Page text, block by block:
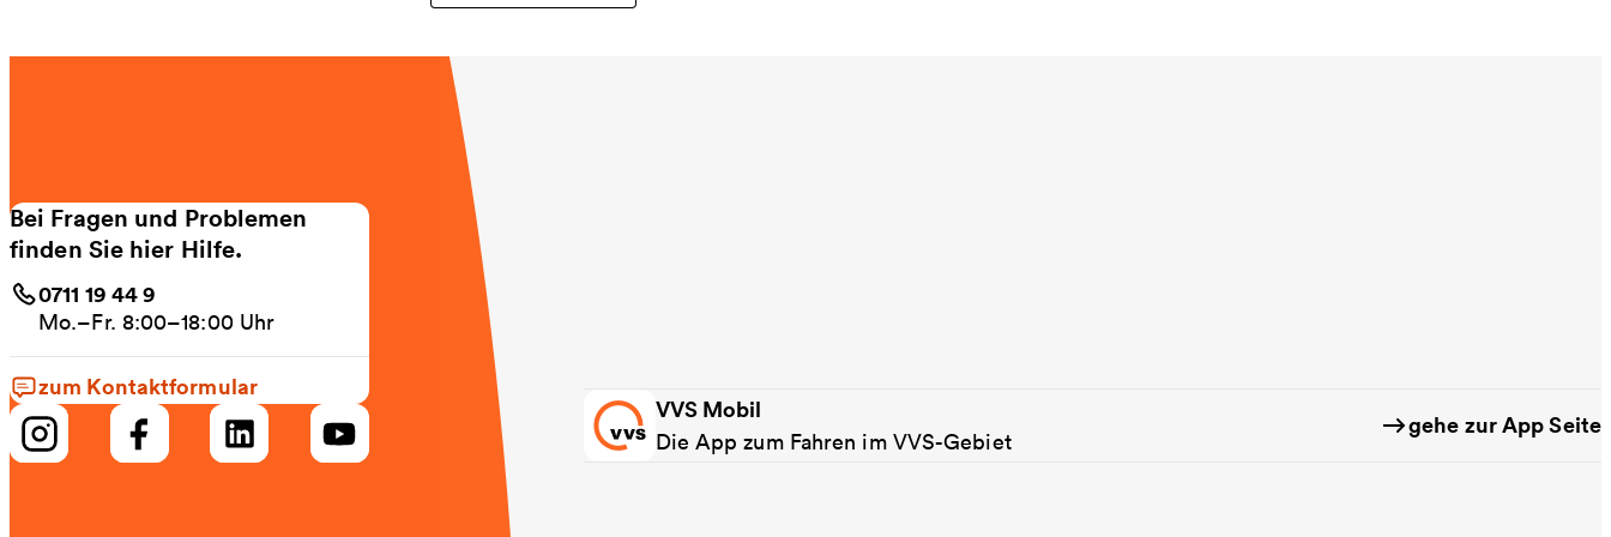
Bei Fragen und Problemen
finden Sie hier Hilfe.
0711 19 44 9
Mo.–Fr. 8:00–18:00 Uhr
zum Kontaktformular
VVS Mobil
Die App zum Fahren im VVS-Gebiet
gehe zur App Seite